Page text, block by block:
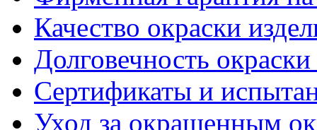
Качество окраски
Долговечность
Сертификаты и
Уход за окрашенным